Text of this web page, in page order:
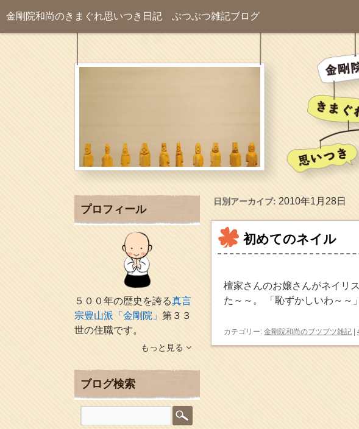
金剛院和尚のきまぐれ思いつき日記 ぶつぶつ雑記ブログ
日別アーカイブ:2010年1月28日
初めてのネイル
檀家さんのお嬢さんがネイリ
た～～。 「恥ずかしいわ～
カテゴリー: 金剛院和尚のブツブツ雑記
プロフィール
５００年の歴史を誇る真言
宗豊山派「金剛院」第３３
世の住職です。
もっと見る
ブログ検索